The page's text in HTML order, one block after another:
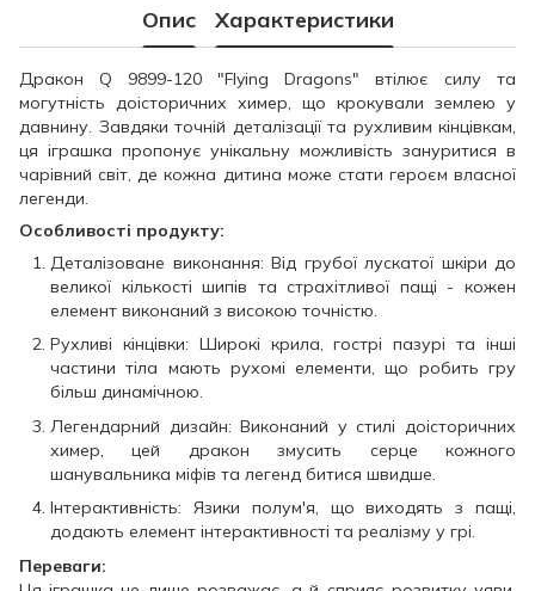
Опис Характеристики
Дракон Q 9899-120 "Flying Dragons" втілює силу та
могутність доісторичних химер, що крокували землею у
давнину. Завдяки точній деталізації та рухливим кінцівкам,
ця іграшка пропонує унікальну можливість зануритися в
чарівний світ, де кожна дитина може стати героєм власної
легенди.
Особливості продукту:
Деталізоване виконання: Від грубої лускатої шкіри до
великої кількості шипів та страхітливої пащі - кожен
елемент виконаний з високою точністю.
Рухливі кінцівки: Широкі крила, гострі пазурі та інші
частини тіла мають рухомі елементи, що робить гру
більш динамічною.
Легендарний дизайн: Виконаний у стилі доісторичних
химер, цей дракон змусить серце кожного
шанувальника міфів та легенд битися швидше.
Інтерактивність: Язики полум'я, що виходять з пащі,
додають елемент інтерактивності та реалізму у грі.
Переваги: